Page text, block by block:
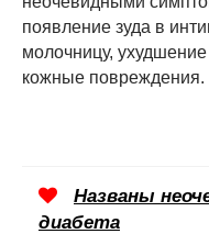
появление зуда в
молочницу,
кожные повреждения.
Названы
диабета